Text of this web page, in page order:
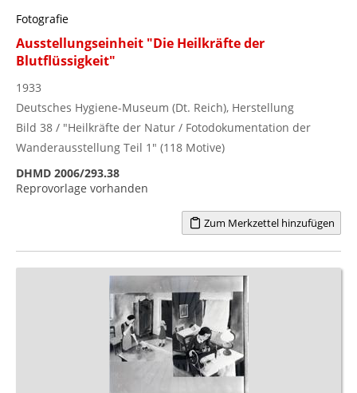
Fotografie
Ausstellungseinheit "Die Heilkräfte der
Blutflüssigkeit"
1933
Deutsches Hygiene-Museum (Dt. Reich), Herstellung
Bild 38 / "Heilkräfte der Natur / Fotodokumentation der
Wanderausstellung Teil 1" (118 Motive)
DHMD 2006/293.38
Reprovorlage vorhanden
Zum Merkzettel hinzufügen